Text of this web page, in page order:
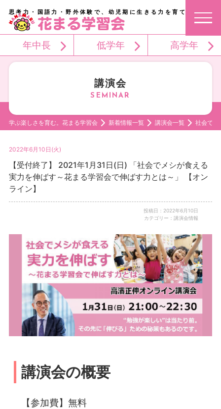
思考力・国語力・野外体験で、幼児期に生きる力を育てる。
年中長 低学年 高学年
講演会
学ぶ楽しさを育む。花まる学習会 新着情報一覧 講演会一覧 社会でメ
2022年6月10日(火)
【受付終了】 2021年1月31日(日) 「社会でメシが食える
実力を伸ばす～花まる学習会で伸ばす力とは～」 【オン
ライン】
投稿日：2022年6月10日
カテゴリー：講演会情報
講演会の概要
【参加費】無料